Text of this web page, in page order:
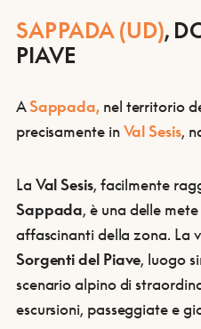
SAPPADA (UD),
PIAVE
ASappada, nel territorio
precisamente inVal Sesis,
La Val Sesis, facilmente
Sappada, è una delle
affascinanti della zona. La
Sorgenti del Piave, luogo
scenario alpino di
escursioni, passeggiate e